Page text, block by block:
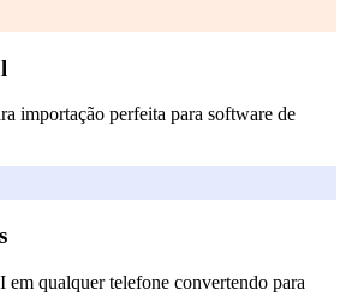
importação perfeita para software de
qualquer telefone convertendo para